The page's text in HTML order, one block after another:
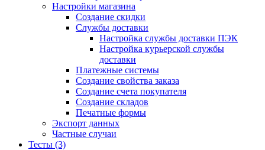
Настройки магазина
Создание скидки
Службы доставки
Настройка службы доставки ПЭК
Настройка курьерской службы
доставки
Платежные системы
Создание свойства заказа
Создание счета покупателя
Создание складов
Печатные формы
Экспорт данных
Частные случаи
Тесты (3)